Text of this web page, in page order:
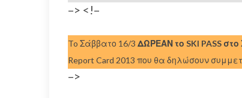
–> <!–
To Σάββατο 16/3ΔΩΡΕΑΝ το SKI PASS
Report Card 2013 που θα δηλώσουν
–>